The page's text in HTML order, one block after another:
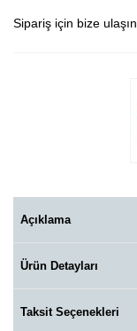
Sipariş için bize ulaşın.
Açıklama
Ürün Detayları
Taksit Seçenekleri